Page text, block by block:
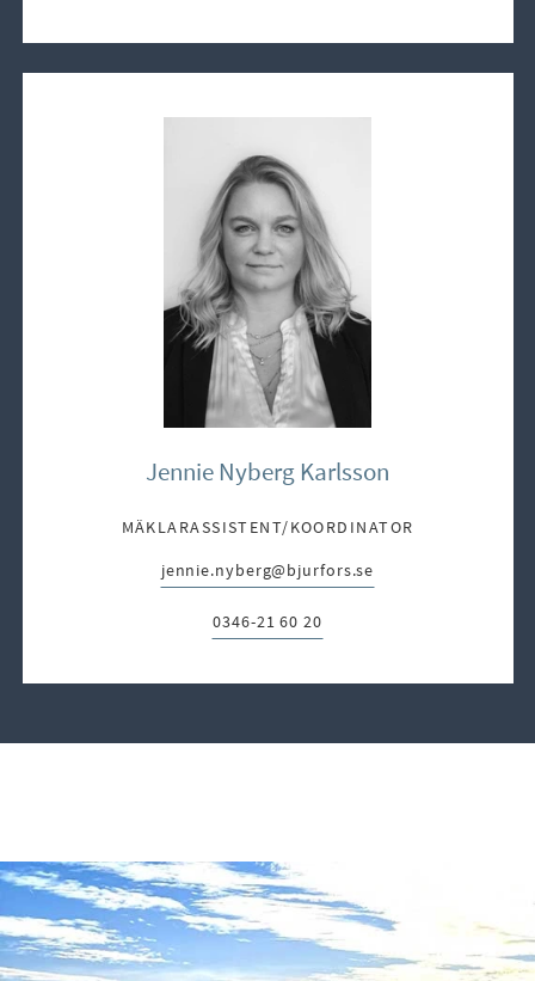
Jennie Nyberg Karlsson
MÄKLARASSISTENT/KOORDINATOR
E-post:
jennie.nyberg@bjurfors.se
Telefon:
0346-21 60 20